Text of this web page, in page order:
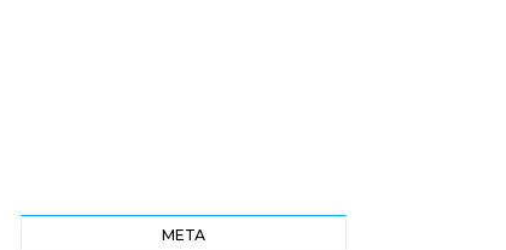
МЕТА